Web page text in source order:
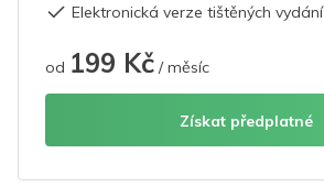
Elektronická verze tištěných vydání
od 199 Kč / měsíc
Získat předplatné